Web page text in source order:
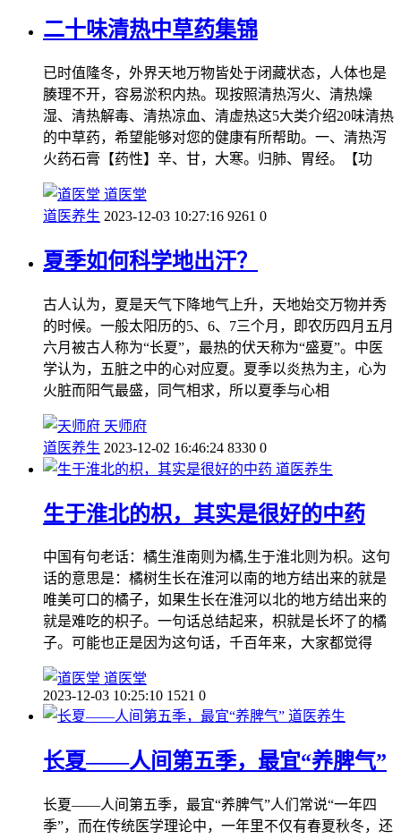
二十味清热中草药集锦
已时值隆冬，外界天地万物皆处于闭藏状态，人体也是
腠理不开，容易淤积内热。现按照清热泻火、清热燥
湿、清热解毒、清热凉血、清虚热这5大类介绍20味清热
的中草药，希望能够对您的健康有所帮助。一、清热泻
火药石膏【药性】辛、甘，大寒。归肺、胃经。【功
道医堂
道医养生 2023-12-03 10:27:16 9261 0
夏季如何科学地出汗？
古人认为，夏是天气下降地气上升，天地始交万物并秀
的时候。一般太阳历的5、6、7三个月，即农历四月五月
六月被古人称为“长夏”，最热的伏天称为“盛夏”。中医
学认为，五脏之中的心对应夏。夏季以炎热为主，心为
火脏而阳气最盛，同气相求，所以夏季与心相
天师府
道医养生 2023-12-02 16:46:24 8330 0
道医养生
生于淮北的枳，其实是很好的中药
中国有句老话：橘生淮南则为橘,生于淮北则为枳。这句
话的意思是：橘树生长在淮河以南的地方结出来的就是
唯美可口的橘子，如果生长在淮河以北的地方结出来的
就是难吃的枳子。一句话总结起来，枳就是长坏了的橘
子。可能也正是因为这句话，千百年来，大家都觉得
道医堂
2023-12-03 10:25:10 1521 0
道医养生
长夏——人间第五季，最宜“养脾气”
长夏——人间第五季，最宜“养脾气”人们常说“一年四
季”，而在传统医学理论中，一年里不仅有春夏秋冬，还